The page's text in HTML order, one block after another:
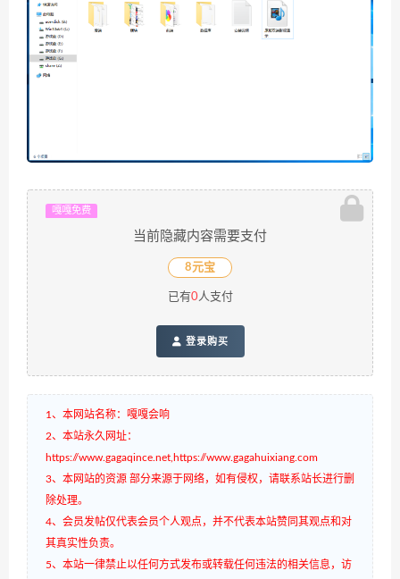
嘎嘎免费
当前隐藏内容需要支付
8元宝
已有0人支付
登录购买
1、本网站名称：嘎嘎会响
2、本站永久网址：
https://www.gagaqince.net,https://www.gagahuixiang.com
3、本网站的资源 部分来源于网络，如有侵权，请联系站长进行删
除处理。
4、会员发帖仅代表会员个人观点，并不代表本站赞同其观点和对
其真实性负责。
5、本站一律禁止以任何方式发布或转载任何违法的相关信息，访